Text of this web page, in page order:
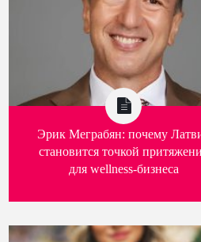
Эрик Меграбян: почему
становится точкой
для wellness-бизнеса